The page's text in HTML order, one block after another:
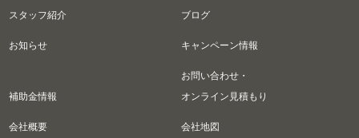
スタッフ紹介 ブログ
お知らせ キャンペーン情報
補助金情報
お問い合わせ・
オンライン見積もり
会社概要 会社地図